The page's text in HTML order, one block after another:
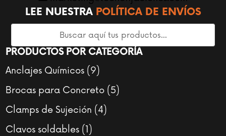
LEE NUESTRA POLÍTICA DE ENVÍOS
PRODUCTOS POR CATEGORÍA
Anclajes Químicos 99
productos
Brocas para Concreto 55
Clamps de Sujeción 44
Clavos soldables 1 1